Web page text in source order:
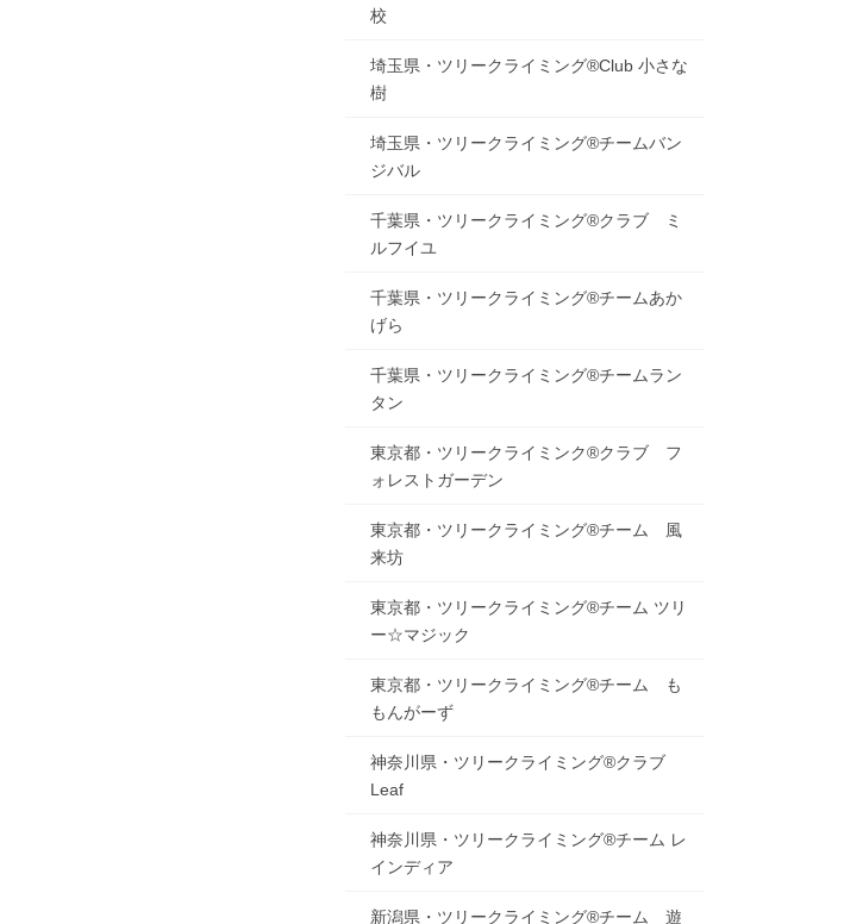
校
埼玉県・ツリークライミング®Club 小さな
樹
埼玉県・ツリークライミング®チームバン
ジバル
千葉県・ツリークライミング®クラブ ミ
ルフイユ
千葉県・ツリークライミング®チームあか
げら
千葉県・ツリークライミング®チームラン
タン
東京都・ツリークライミンク®クラブ フ
ォレストガーデン
東京都・ツリークライミング®チーム 風
来坊
東京都・ツリークライミング®チーム ツリ
ー☆マジック
東京都・ツリークライミング®チーム も
もんがーず
神奈川県・ツリークライミング®クラブ
Leaf
神奈川県・ツリークライミング®チーム レ
インディア
新潟県・ツリークライミング®チーム 遊